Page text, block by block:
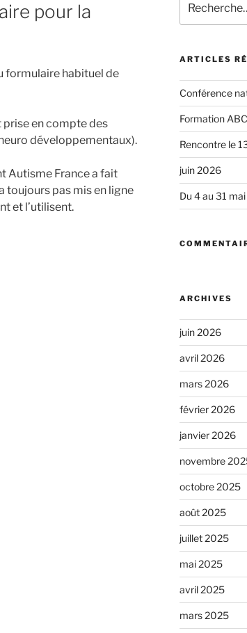
pour la
formulaire habituel de
prise en compte des
développementaux).
Autisme France a fait
toujours pas mis en ligne
et l’utilisent.
pour
:
ARTICLES
Conférence
Formation
Rencontre le
juin 2026
Du 4 au 31
ARCHIVES
juin 2026
avril 2026
mars 2026
février 2026
janvier 2026
novembre
octobre 2025
août 2025
juillet 2025
mai 2025
avril 2025
mars 2025